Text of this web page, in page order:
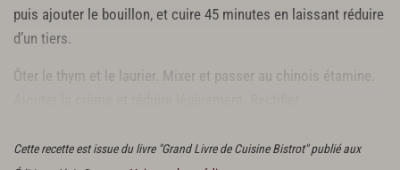
puis ajouter le bouillon, et cuire 45 minutes en laissant réduire
d’un tiers.
Ôter le thym et le laurier. Mixer et passer au chinois étamine.
Cette recette est issue du livre "Grand Livre de Cuisine Bistrot" publié aux